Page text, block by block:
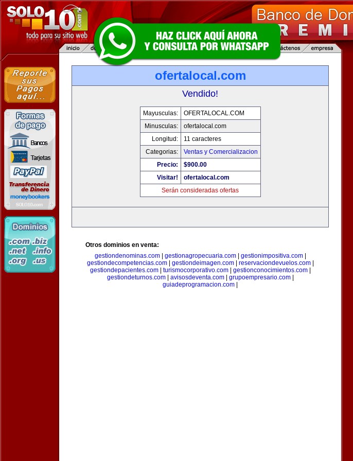
ofertalocal.com
Vendido!
Mayusculas:
OFERTALOCAL.COM
Minusculas:
ofertalocal.com
Longitud:
11 caracteres
Categorias:
Ventas y Comercializacion
Precio:
$900.00
Visitar!
ofertalocal.com
Serán consideradas ofertas
Otros dominios en venta:
gestiondenominas.com| gestionagropecuaria.com| gestionimpositiva.com|
gestiondecompetencias.com| gestiondeimagen.com| reservaciondevuelos.com|
gestiondepacientes.com| turismocorporativo.com| gestionconocimientos.com|
gestiondeturnos.com| avisosdeventa.com| grupoempresario.com|
guiadeprogramacion.com